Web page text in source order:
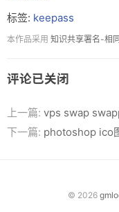
标签: keepass
本作品采用 知识共享署名-相
评论已关闭
上一篇: vps swap
下一篇: photoshop ico
© 2026